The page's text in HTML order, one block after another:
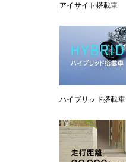
アイサイト搭載車
ハイブリッド搭載車